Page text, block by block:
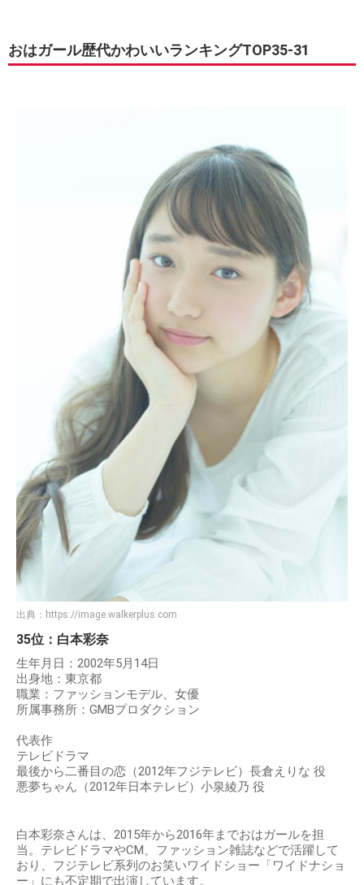
おはガール歴代かわいいランキングTOP35-31
出典： https://image.walkerplus.com
35位：白本彩奈
生年月日：2002年5月14日
出身地：東京都
職業：ファッションモデル、女優
所属事務所：GMBプロダクション
代表作
テレビドラマ
最後から二番目の恋（2012年フジテレビ）長倉えりな 役
悪夢ちゃん（2012年日本テレビ）小泉綾乃 役
白本彩奈さんは、2015年から2016年までおはガールを担
当。テレビドラマやCM、ファッション雑誌などで活躍して
おり、フジテレビ系列のお笑いワイドショー「ワイドナショ
ー」にも不定期で出演しています。